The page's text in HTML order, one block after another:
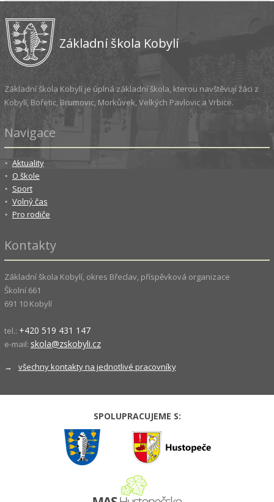
Základní škola Kobylí
Základní škola Kobylí je úplná základní škola, kterou navštěvují žáci z
Kobylí, Bořetic, Brumovic, Morkůvek, Velkých Pavlovic a Vrbice.
Navigace
Aktuality
O škole
Sport
Volný čas
Pro rodiče
Kontakty
Základní škola Kobylí, okres Břeclav, příspěvková organizace
Školní 661
691 10 Kobylí
tel.: +420 519 431 147
e-mail: skola@zskobyli.cz
→ všechny kontakty na jednotlivé pracovníky
SPOLUPRACUJEME S: